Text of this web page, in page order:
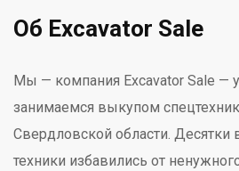
Об Excavator Sale
Мы — компания Excavator Sale —
занимаемся выкупом
Свердловской области. Десятки
техники избавились от